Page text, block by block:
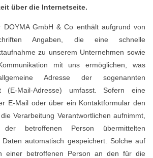
über die Internetseite.
DOYMA GmbH & Co enthält aufgrund von
Angaben, die eine schnelle
zu unserem Unternehmen sowie
mit uns ermöglichen, was
Adresse der sogenannten
(E-Mail-Adresse) umfasst. Sofern eine
E-Mail oder über ein Kontaktformular den
Verarbeitung Verantwortlichen aufnimmt,
betroffenen Person übermittelten
Daten automatisch gespeichert. Solche auf
einer betroffenen Person an den für die